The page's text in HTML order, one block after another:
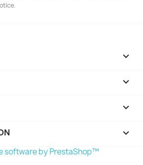



keyboard_arrow_down
software by PrestaShop™